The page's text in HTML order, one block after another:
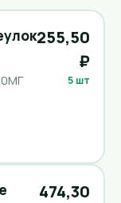
255,50
₽
5 шт
474,30